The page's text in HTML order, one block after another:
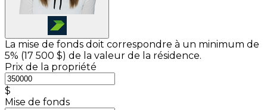
La mise de fonds doit correspondre à un minimum de
5% (17 500 $) de la valeur de la résidence.
Prix de la propriété
$
Mise de fonds